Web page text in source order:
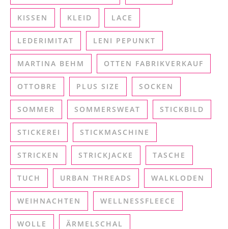
KISSEN KLEID LACE
LEDERIMITAT LENI PEPUNKT
MARTINA BEHM OTTEN FABRIKVERKAUF
OTTOBRE PLUS SIZE SOCKEN
SOMMER SOMMERSWEAT STICKBILD
STICKEREI STICKMASCHINE
STRICKEN STRICKJACKE TASCHE
TUCH URBAN THREADS WALKLODEN
WEIHNACHTEN WELLNESSFLEECE
WOLLE ÄRMELSCHAL